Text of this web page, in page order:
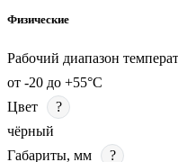
Физические
Рабочий диапазон
от -20 до +55°С
Цвет
?
чёрный
Габариты, мм
?